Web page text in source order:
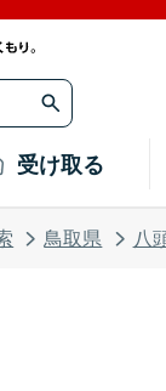
受け取る
鳥取県 八